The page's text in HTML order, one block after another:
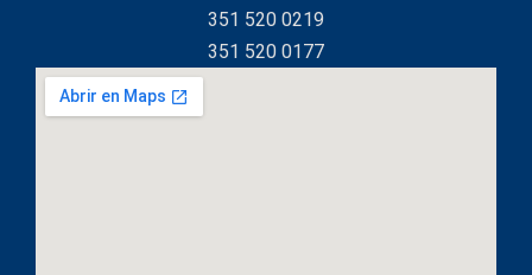
351 520 0219
351 520 0177